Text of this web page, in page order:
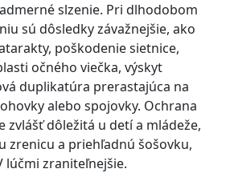
slzenie. Pri dlhodobom
sú dôsledky závažnejšie, ako
poškodenie sietnice,
očného viečka, výskyt
duplikatúra prerastajúca na
alebo spojovky. Ochrana
zvlášť dôležitá u detí a mládeže,
zrenicu a priehľadnú šošovku,
lúčmi zraniteľnejšie.